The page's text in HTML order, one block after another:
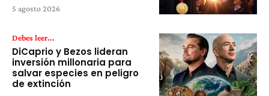
5 agosto 2026
Debes leer...
DiCaprio y Bezos lideran
inversión millonaria para
salvar especies en peligro
de extinción